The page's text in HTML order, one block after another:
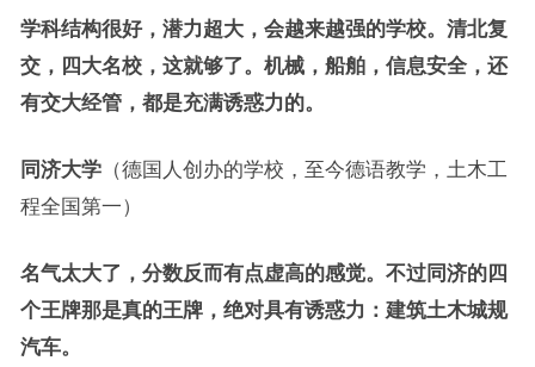
学科结构很好，潜力超大，会越来越强的学校。清北复
交，四大名校，这就够了。机械，船舶，信息安全，还
有交大经管，都是充满诱惑力的。
同济大学（德国人创办的学校，至今德语教学，土木工
程全国第一）
名气太大了，分数反而有点虚高的感觉。不过同济的四
个王牌那是真的王牌，绝对具有诱惑力：建筑土木城规
汽车。